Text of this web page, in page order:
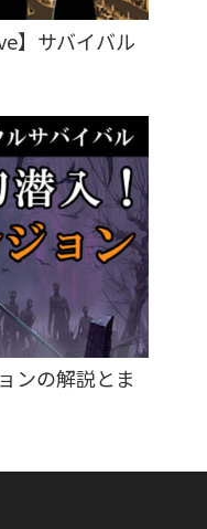
】サバイバル
ンの解説とま